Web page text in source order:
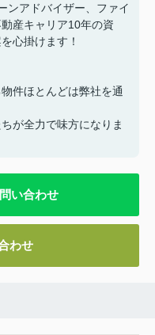
ンアドバイザー、ファイ
産キャリア10年の資
心掛けます！
件ほとんどは弊社を通
が全力で味方になりま
い合わせ
わせ